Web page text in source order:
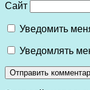
Сайт
Уведомить
Уведомлять